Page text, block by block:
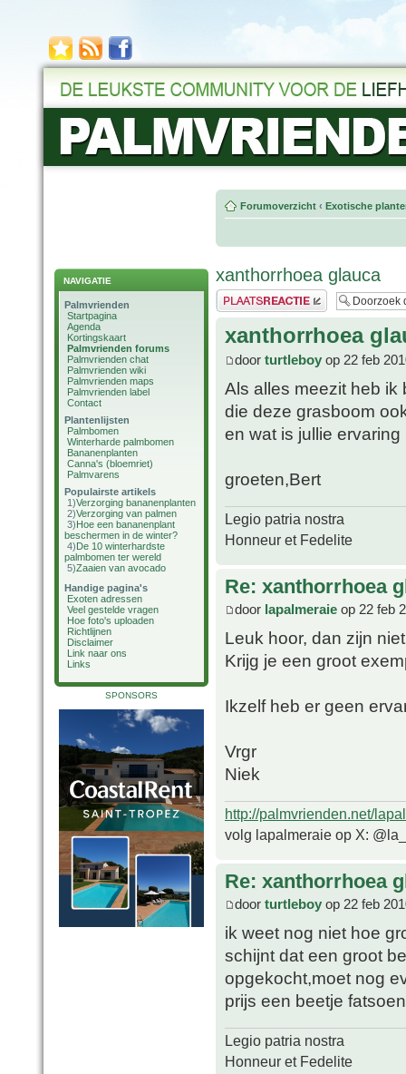
NAVIGATIE
Palmvrienden
Startpagina
Agenda
Kortingskaart
Palmvrienden forums
Palmvrienden chat
Palmvrienden wiki
Palmvrienden maps
Palmvrienden label
Contact
Plantenlijsten
Palmbomen
Winterharde palmbomen
Bananenplanten
Canna's (bloemriet)
Palmvarens
Populairste artikels
1)Verzorging bananenplanten
2)Verzorging van palmen
3)Hoe een bananenplant
beschermen in de winter?
4)De 10 winterhardste
palmbomen ter wereld
5)Zaaien van avocado
Handige pagina's
Exoten adressen
Veel gestelde vragen
Hoe foto's uploaden
Richtlijnen
Disclaimer
Link naar ons
Links
SPONSORS
Forumoverzicht ‹ Exotische
xanthorrhoea glauca
Plaats een reactie
xanthorrhoea
door turtleboy op 22 feb
Als alles meezit heb ik
die deze grasboom
en wat is jullie
groeten,Bert
Legio patria nostra
Honneur et Fedelite
Re: xanthorrhoea
door lapalmeraie op 22 feb
Leuk hoor, dan zijn
Krijg je een groot
Ikzelf heb er geen
Vrgr
Niek
http://palmvrienden.net/
volg lapalmeraie op X:
Re: xanthorrhoea
door turtleboy op 22 feb
ik weet nog niet hoe
schijnt dat een groot
opgekocht,moet nog
prijs een beetje
Legio patria nostra
Honneur et Fedelite